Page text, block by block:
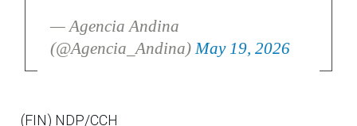
— Agencia Andina
(@Agencia_Andina) May 19, 2026
(FIN) NDP/CCH